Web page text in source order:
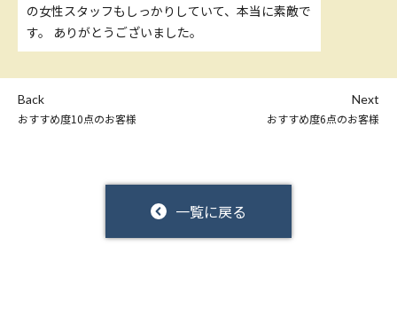
の女性スタッフもしっかりしていて、本当に素敵で
す。 ありがとうございました。
Back
おすすめ度10点のお客様
一覧に戻る
Next
おすすめ度6点のお客様